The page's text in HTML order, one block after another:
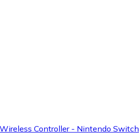
Controller - Nintendo Switch